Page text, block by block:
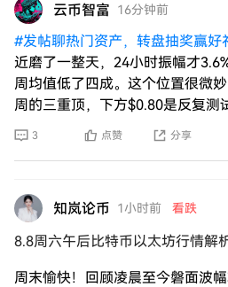
云币智富 16分钟前
#发帖聊热门资产，转盘抽奖赢好
近磨了一整天，24小时振幅才
周均值低了四成。这个位置很微
周的三重顶，下方$0.80是反复测
3 点赞 分享
知岚论币 1小时前 看跌
8.8周六午后比特币以太坊行情解
周末愉快！回顾凌晨至今磐面波